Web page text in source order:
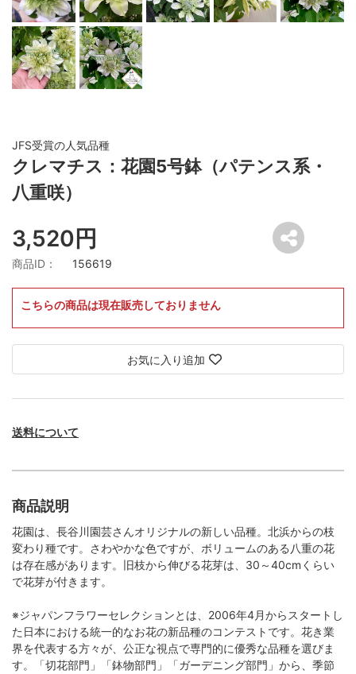
JFS受賞の人気品種
クレマチス：花園5号鉢（パテンス系・
八重咲）
3,520円
商品ID： 156619
こちらの商品は現在販売しておりません
お気に入り追加
送料について
商品説明
花園は、長谷川園芸さんオリジナルの新しい品種。北浜からの枝
変わり種です。さわやかな色ですが、ボリュームのある八重の花
は存在感があります。旧枝から伸びる花芽は、30～40cmくらい
で花芽が付きます。
※ジャパンフラワーセレクションとは、2006年4月からスタートし
た日本における統一的なお花の新品種のコンテストです。花き業
界を代表する方々が、公正な視点で専門的に優秀な品種を選びま
す。「切花部門」「鉢物部門」「ガーデニング部門」から、季節